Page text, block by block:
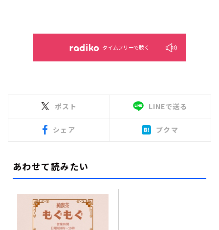
タイムフリーで聴く
ポスト LINEで送る
シェア ブクマ
あわせて読みたい